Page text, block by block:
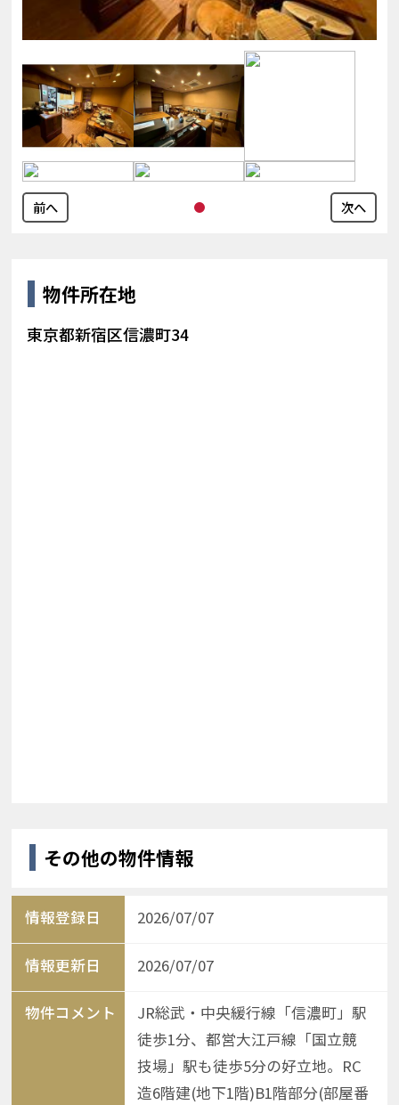
前へ 次へ
物件所在地
東京都新宿区信濃町34
その他の物件情報
情報登録日 2026/07/07
情報更新日 2026/07/07
物件コメント
JR総武・中央緩行線「信濃町」駅
徒歩1分、都営大江戸線「国立競
技場」駅も徒歩5分の好立地。RC
造6階建(地下1階)B1階部分(部屋番